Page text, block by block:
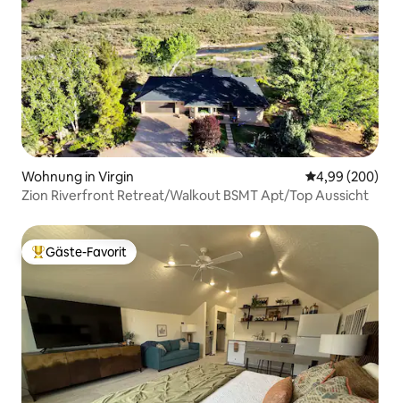
Wohnung in Virgin
4,99 (200)
Zion Riverfront Retreat/Walkout BSMT Apt/Top Aussicht
Beliebter Gäste-Favorit.
Gäste-Favorit